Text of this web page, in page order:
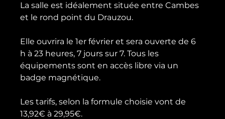
La salle est idéalement située entre Cambes
et le rond point du Drauzou.
Elle ouvrira le 1er février et sera ouverte de 6
h à 23 heures, 7 jours sur 7. Tous les
équipements sont en accès libre via un
badge magnétique.
Les tarifs, selon la formule choisie vont de
13,92€ à 29,95€.